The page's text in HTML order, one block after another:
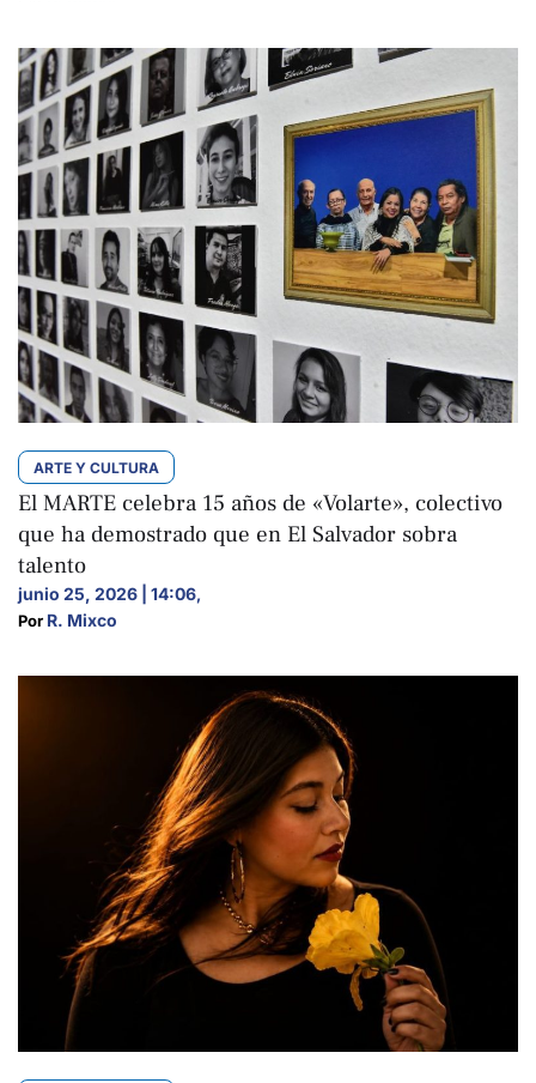
ARTE Y CULTURA
El MARTE celebra 15 años de «Volarte», colectivo
que ha demostrado que en El Salvador sobra
talento
junio 25, 2026 | 14:06,
Por R. Mixco